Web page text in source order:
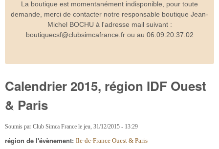
La boutique est momentanément indisponible, pour toute
demande, merci de contacter notre responsable boutique Jean-
Michel BOCHU à l'adresse mail suivant :
boutiquecsf@clubsimcafrance.fr ou au 06.09.20.37.02
Calendrier 2015, région IDF Ouest
& Paris
Soumis par Club Simca France le jeu, 31/12/2015 - 13:29
région de l'évènement: Ile-de-France Ouest & Paris